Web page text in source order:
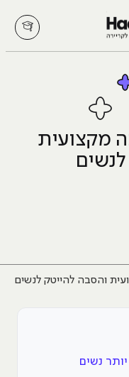
מקצועית
והסבה להייטק לנשים
נשים